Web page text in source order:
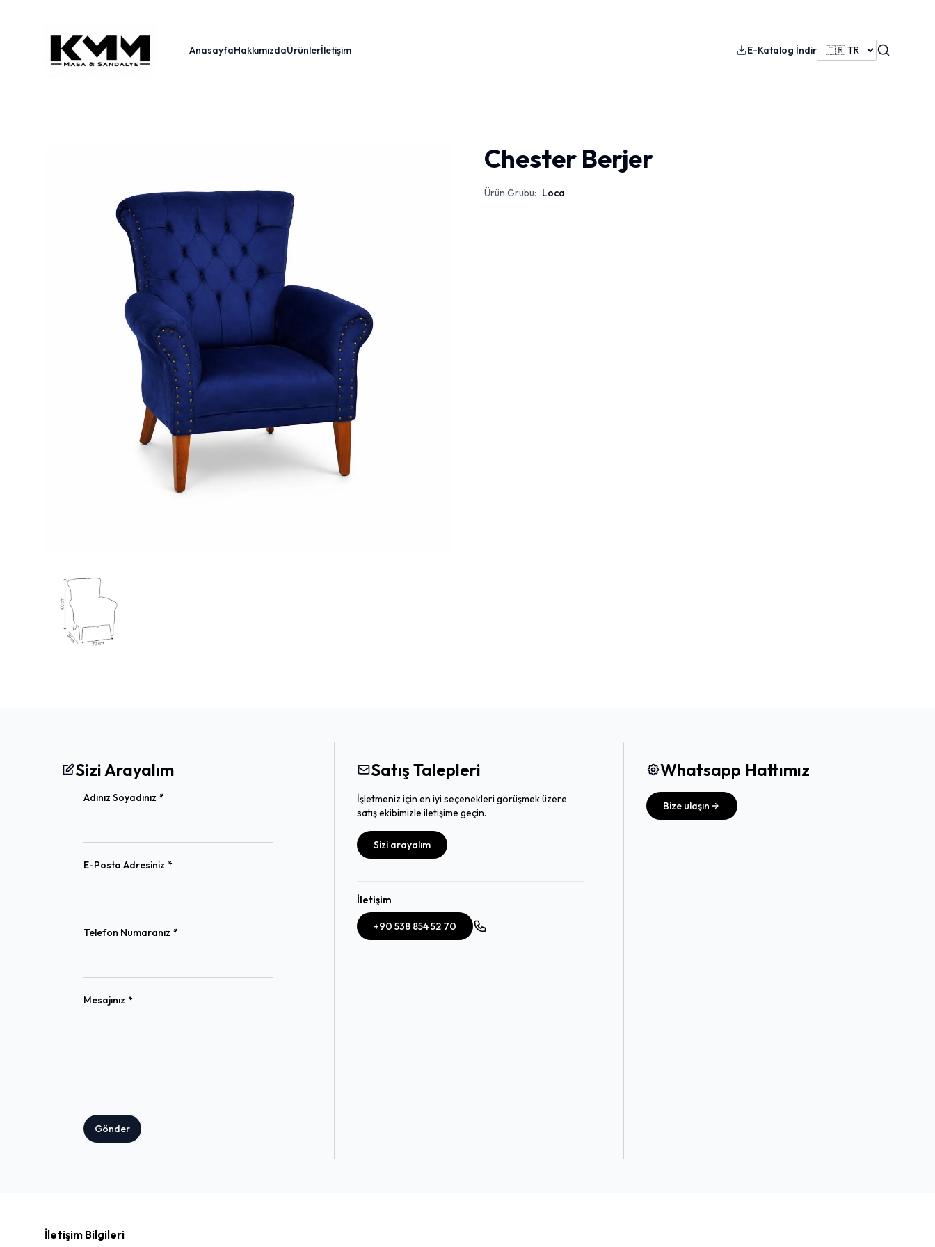
AnasayfaHakkımızdaÜrünlerİletişim E-Katalog İndir Search
Chester Berjer
Ürün Grubu: Loca
Sizi Arayalım
Adınız Soyadınız *
E-Posta Adresiniz *
Telefon Numaranız *
Mesajınız *
Gönder
Satış Talepleri
İşletmeniz için en iyi seçenekleri görüşmek üzere
satış ekibimizle iletişime geçin.
Sizi arayalım
İletişim
+90 538 854 52 70
Whatsapp Hattımız
Bize ulaşın
İletişim Bilgileri